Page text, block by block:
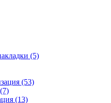
(5)
(53)
(13)